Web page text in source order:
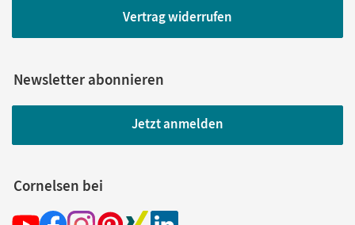
Vertrag widerrufen
Newsletter abonnieren
Jetzt anmelden
Cornelsen bei